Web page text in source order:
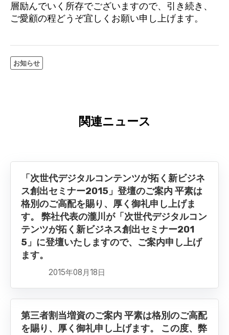
層励んでいく所存でございますので、引き続き、
ご愛顧の程どうぞ宜しくお願い申し上げます。
お知らせ
関連ニュース
「次世代デジタルコンテンツが拓く新ビジネ
ス創出セミナー2015」登壇のご案内 平素は
格別のご高配を賜り、厚く御礼申し上げま
す。 弊社代表の瀧川が「次世代デジタルコン
テンツが拓く新ビジネス創出セミナー201
5」に登壇いたしますので、ご案内申し上げ
ます。
2015年08月18日
第三者割当増資のご案内 平素は格別のご高配
を賜り、厚く御礼申し上げます。 この度、弊